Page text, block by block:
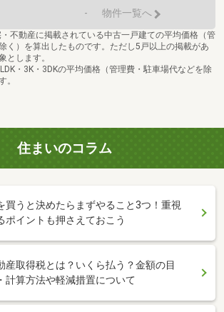
- 物件一覧へ
不動産に掲載されている中古一戸建ての平均価格（管
く）を算出したものです。ただし5戸以上の掲載があ
とします。
・3K・3DKの平均価格（管理費・駐車場代などを除
。
住まいのコラム
買うと決めたらまずやること3つ！重視
ポイントも押さえておこう
産取得税とは？いくら払う？金額の目
計算方法や軽減措置について